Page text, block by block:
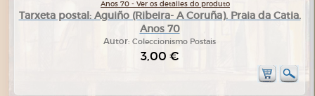
Tarxeta postal: Aguiño (Ribeira- A Coruña). Praia da Catia.
Anos 70
Autor: Coleccionismo Postais
3,00 €